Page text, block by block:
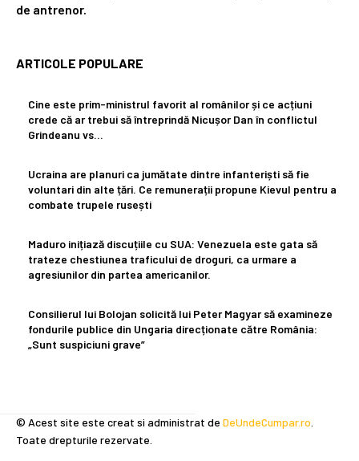
de antrenor.
ARTICOLE POPULARE
Cine este prim-ministrul favorit al românilor și ce acțiuni
crede că ar trebui să întreprindă Nicușor Dan în conflictul
Grindeanu vs…
Ucraina are planuri ca jumătate dintre infanteriști să fie
voluntari din alte țări. Ce remunerații propune Kievul pentru a
combate trupele rusești
Maduro inițiază discuțiile cu SUA: Venezuela este gata să
trateze chestiunea traficului de droguri, ca urmare a
agresiunilor din partea americanilor.
Consilierul lui Bolojan solicită lui Peter Magyar să examineze
fondurile publice din Ungaria direcționate către România:
„Sunt suspiciuni grave”
© Acest site este creat si administrat de DeUndeCumpar.ro
Toate drepturile rezervate.